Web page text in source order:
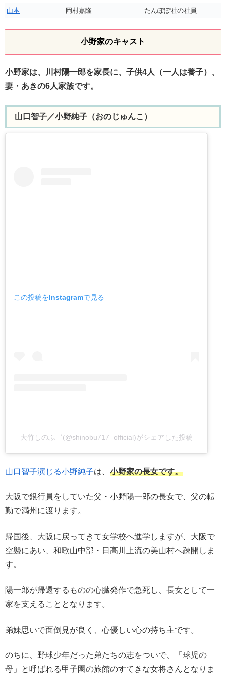
山本
岡村嘉隆 たんぽぽ社の社員
小野家のキャスト
小野家は、川村陽一郎を家長に、子供4人（一人は養子）、
妻・あきの6人家族です。
山口智子／小野純子（おのじゅんこ）
この投稿をInstagramで見る
大竹しのふ゛(@shinobu717_official)がシェアした投稿
山口智子演じる小野純子は、 小野家の長女です。
大阪で銀行員をしていた父・小野陽一郎の長女で、父の転
勤で満州に渡ります。
帰国後、大阪に戻ってきて女学校へ進学しますが、大阪で
空襲にあい、和歌山中部・日高川上流の美山村へ疎開しま
す。
陽一郎が帰還するものの心臓発作で急死し、長女として一
家を支えることとなります。
弟妹思いで面倒見が良く、心優しい心の持ち主です。
のちに、野球少年だった弟たちの志をついで、「球児の
母」と呼ばれる甲子園の旅館のすてきな女将さんとなりま